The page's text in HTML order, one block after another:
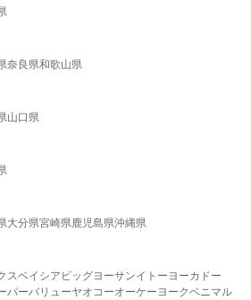
奈良県和歌山県
山口県
大分県宮崎県鹿児島県沖縄県
スベイシア ビッグヨーサンイトーヨーカドー
パーバリューヤオコーオーケー ヨークベニマル